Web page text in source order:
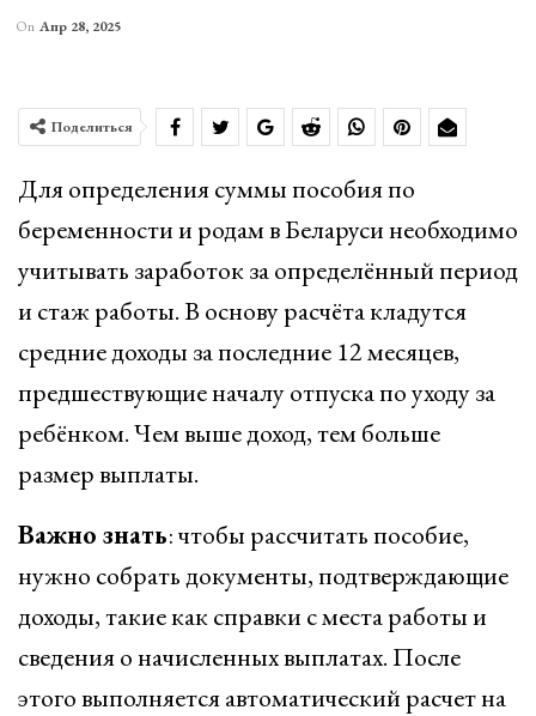
On Апр 28, 2025
Поделиться
Для определения суммы пособия по
беременности и родам в Беларуси необходимо
учитывать заработок за определённый период
и стаж работы. В основу расчёта кладутся
средние доходы за последние 12 месяцев,
предшествующие началу отпуска по уходу за
ребёнком. Чем выше доход, тем больше
размер выплаты.
Важно знать: чтобы рассчитать пособие,
нужно собрать документы, подтверждающие
доходы, такие как справки с места работы и
сведения о начисленных выплатах. После
этого выполняется автоматический расчет на